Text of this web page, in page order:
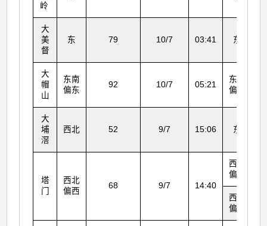
岭
大
美
督
东 79 10/7 03:41 东
大
帽
山
东南
偏东
92 10/7 05:21
东南
偏东
大
埔
滘
西北 52 9/7 15:06 东
塔
门
西北
偏西
68 9/7 14:40
西北
偏西
西北
偏西